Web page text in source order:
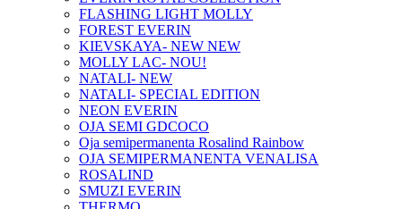
FLASHING LIGHT MOLLY
FOREST EVERIN
KIEVSKAYA- NEW NEW
MOLLY LAC- NOU!
NATALI- NEW
NATALI- SPECIAL EDITION
NEON EVERIN
OJA SEMI GDCOCO
Oja semipermanenta Rosalind Rainbow
OJA SEMIPERMANENTA VENALISA
ROSALIND
SMUZI EVERIN